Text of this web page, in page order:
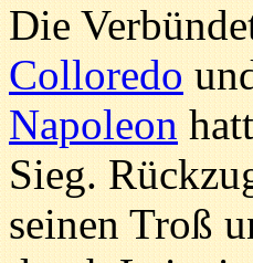
Die
Colloredo
Napoleon
Sieg.
seinen Troß